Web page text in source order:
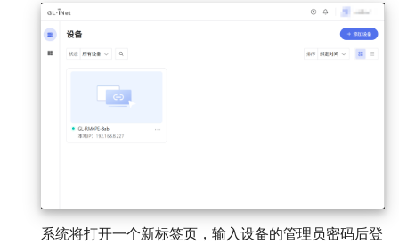
系统将打开一个新标签页，输入设备的管理员密码后登